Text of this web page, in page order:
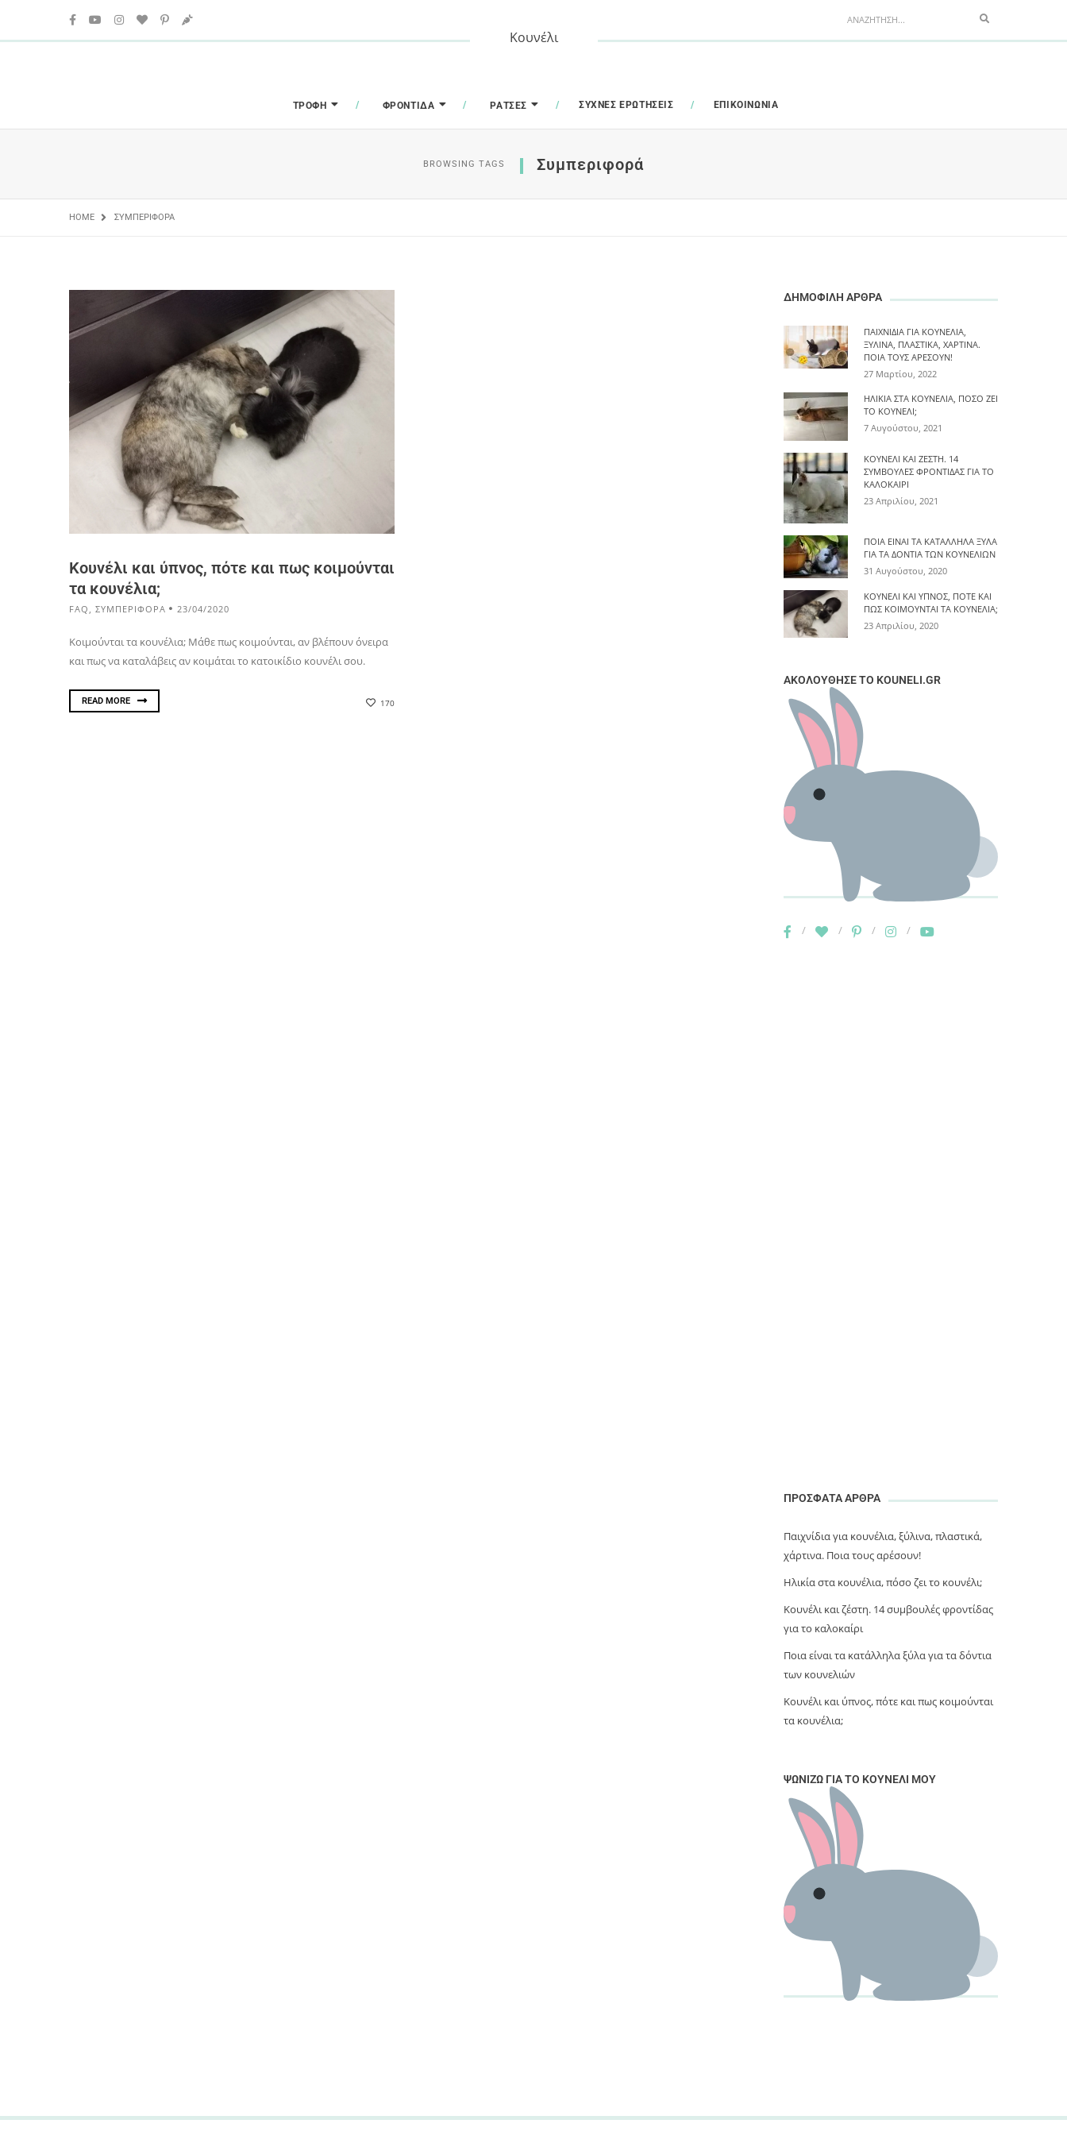
Κουνέλι
Search
ΤΡΟΦΉ ΦΡΟΝΤΊΔΑ ΡΆΤΣΕΣ ΣΥΧΝΈΣ ΕΡΩΤΉΣΕΙΣ ΕΠΙΚΟΙΝΩΝΊΑ
BROWSING TAGS Συμπεριφορά
HOME ΣΥΜΠΕΡΙΦΟΡΆ
Κουνέλι και ύπνος, πότε και πως κοιμούνται
τα κουνέλια;
FAQ , ΣΥΜΠΕΡΙΦΟΡΑ 23/04/2020
Κοιμούνται τα κουνέλια; Μάθε πως κοιμούνται, αν βλέπουν όνειρα
και πως να καταλάβεις αν κοιμάται το κατοικίδιο κουνέλι σου.
READ MORE 170
ΔΗΜΟΦΙΛΗ ΑΡΘΡΑ
ΠΑΙΧΝΊΔΙΑ ΓΙΑ ΚΟΥΝΈΛΙΑ,
ΞΎΛΙΝΑ, ΠΛΑΣΤΙΚΆ, ΧΆΡΤΙΝΑ.
ΠΟΙΑ ΤΟΥΣ ΑΡΈΣΟΥΝ!
27 Μαρτίου, 2022
ΗΛΙΚΊΑ ΣΤΑ ΚΟΥΝΈΛΙΑ, ΠΌΣΟ ΖΕΙ
ΤΟ ΚΟΥΝΈΛΙ;
7 Αυγούστου, 2021
ΚΟΥΝΈΛΙ ΚΑΙ ΖΈΣΤΗ. 14
ΣΥΜΒΟΥΛΈΣ ΦΡΟΝΤΊΔΑΣ ΓΙΑ ΤΟ
ΚΑΛΟΚΑΊΡΙ
23 Απριλίου, 2021
ΠΟΙΑ ΕΊΝΑΙ ΤΑ ΚΑΤΆΛΛΗΛΑ ΞΎΛΑ
ΓΙΑ ΤΑ ΔΌΝΤΙΑ ΤΩΝ ΚΟΥΝΕΛΙΏΝ
31 Αυγούστου, 2020
ΚΟΥΝΈΛΙ ΚΑΙ ΎΠΝΟΣ, ΠΌΤΕ ΚΑΙ
ΠΩΣ ΚΟΙΜΟΎΝΤΑΙ ΤΑ ΚΟΥΝΈΛΙΑ;
23 Απριλίου, 2020
ΑΚΟΛΟΥΘΗΣΕ ΤΟ KOUNELI.GR
ΠΡΟΣΦΑΤΑ ΑΡΘΡΑ
Παιχνίδια για κουνέλια, ξύλινα, πλαστικά,
χάρτινα. Ποια τους αρέσουν!
Ηλικία στα κουνέλια, πόσο ζει το κουνέλι;
Κουνέλι και ζέστη. 14 συμβουλές φροντίδας
για το καλοκαίρι
Ποια είναι τα κατάλληλα ξύλα για τα δόντια
των κουνελιών
Κουνέλι και ύπνος, πότε και πως κοιμούνται
τα κουνέλια;
ΨΩΝΊΖΩ ΓΙΑ ΤΟ ΚΟΥΝΈΛΙ ΜΟΥ